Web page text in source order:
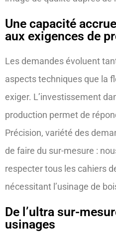
Une capacité
aux exigences de
Les demandes évoluent
aspects techniques que la
exiger. L’investissement
production permet de
Précision, variété des
de faire du sur-mesure :
respecter tous les cahiers
nécessitant l’usinage de
De l’ultra sur-
usinages